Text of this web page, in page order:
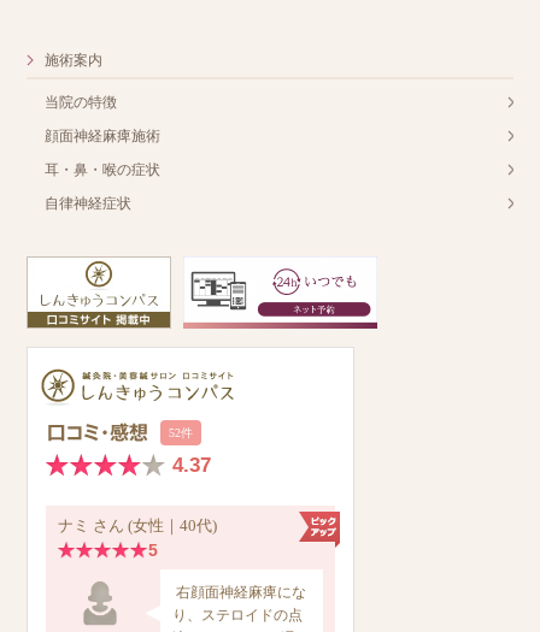
施術案内
当院の特徴
顔面神経麻痺施術
耳・鼻・喉の症状
自律神経症状